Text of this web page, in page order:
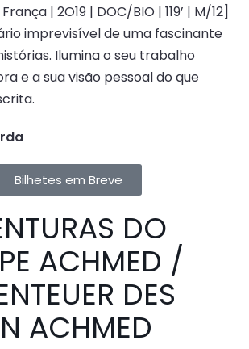
| 2O19 | DOC/BIO | 119’ | M/12]
imprevisível de uma fascinante
Ilumina o seu trabalho
e a sua visão pessoal do que
Bilhetes em Breve
DO
ACHMED /
DES
ACHMED